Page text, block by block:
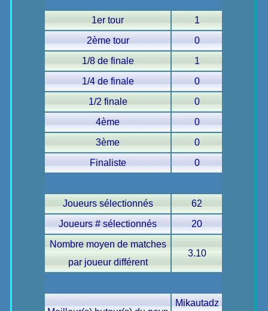
1er tour
1
2ème tour
0
1/8 de finale
1
1/4 de finale
0
1/2 finale
0
4ème
0
3ème
0
Finaliste
0
Joueurs sélectionnés
62
Joueurs # sélectionnés
20
Nombre moyen de matches
par joueur différent
3.10
Mikautadz